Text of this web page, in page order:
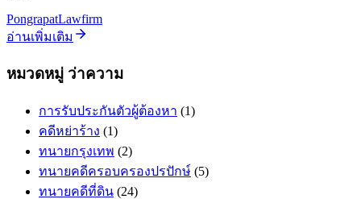
PongrapatLawfirm
อ่านเพิ่มเติม
หมวดหมู่ ว่าความ
การรับประกันตัวผู้ต้องหา (1)
คดีหย่าร้าง (1)
ทนายกรุงเทพ (2)
ทนายคดีครอบครองปรปักษ์ (5)
ทนายคดีที่ดิน (24)